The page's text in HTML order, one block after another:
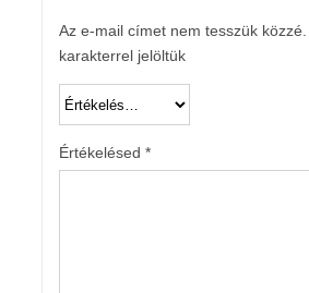
Az e-mail címet nem tesszük közzé.
karakterrel jelöltük
Értékelésed *